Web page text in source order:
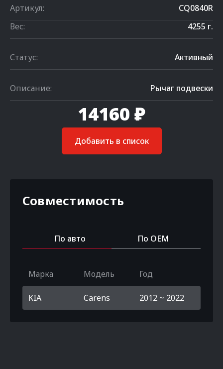
Артикул:
CQ0840R
Вес:
4255 г.
Статус: Активный
Описание: Рычаг подвески
14160 ₽
Добавить в список
Совместимость
По авто По OEM
Марка Модель Год
KIA Carens 2012 ~ 2022